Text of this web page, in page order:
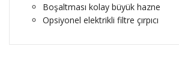
Boşaltması kolay büyük hazne
Opsiyonel elektrikli filtre çırpıcı